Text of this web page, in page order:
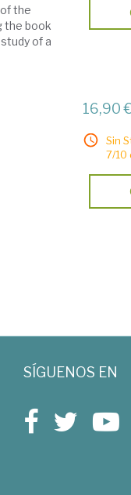
the
the book
of a
16,90 €
Sin
7/10
SÍGUENOS EN